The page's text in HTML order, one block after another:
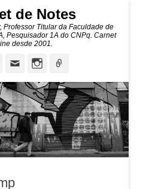
de Notes
Professor Titular da Faculdade de
Pesquisador 1A do CNPq. Carnet
desde 2001.
TwitterEmail Instagram